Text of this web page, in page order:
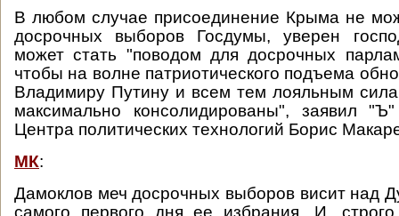
В любом случае присоединение Крыма не
досрочных выборов Госдумы, уверен
может стать "поводом для досрочных
чтобы на волне патриотического подъема
Владимиру Путину и всем тем лояльным
максимально консолидированы", заявил
Центра политических технологий Борис
МК:
Дамоклов меч досрочных выборов висит над
самого первого дня ее избрания. И,